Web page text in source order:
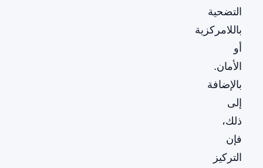
التضحية
باللامركزية
أو
الأمان.
بالإضافة
إلى
ذلك،
فإن
التركيز